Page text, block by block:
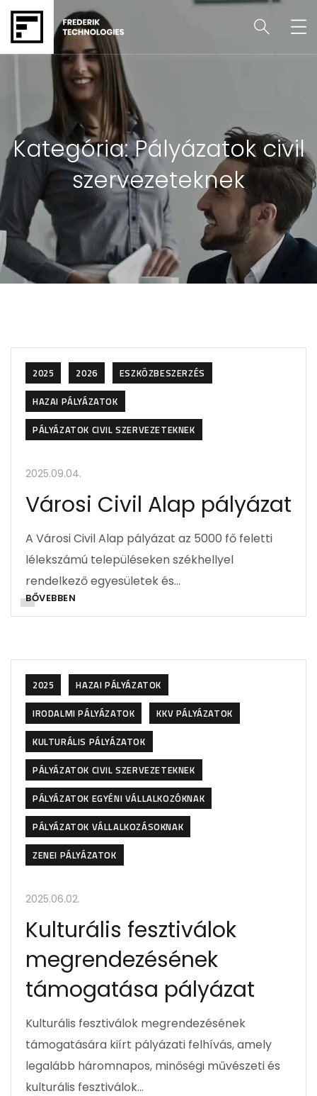
Kategória:Pályázatok civil
szervezeteknek
2025 2026
ESZKÖZBESZERZÉS
HAZAI PÁLYÁZATOK
PÁLYÁZATOK CIVIL SZERVEZETEKNEK
2025.09.04.
Városi Civil Alap pályázat
A Városi Civil Alap pályázat az 5000 fő feletti
lélekszámú településeken székhellyel
rendelkező egyesületek és…
BŐVEBBEN
2025
HAZAI PÁLYÁZATOK
IRODALMI PÁLYÁZATOK
KKV PÁLYÁZATOK
KULTURÁLIS PÁLYÁZATOK
PÁLYÁZATOK CIVIL SZERVEZETEKNEK
PÁLYÁZATOK EGYÉNI VÁLLALKOZÓKNAK
PÁLYÁZATOK VÁLLALKOZÁSOKNAK
ZENEI PÁLYÁZATOK
2025.06.02.
Kulturális fesztiválok
megrendezésének
támogatása pályázat
Kulturális fesztiválok megrendezésének
támogatására kiírt pályázati felhívás, amely
legalább háromnapos, minőségi művészeti és
kulturális fesztiválok…